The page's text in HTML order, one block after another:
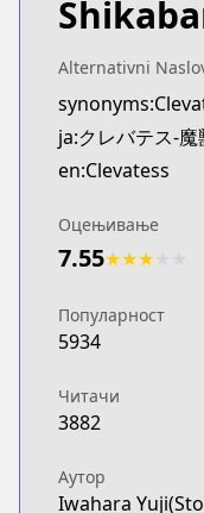
Alternativni
ja:クレバテス-
en:Clevatess
Оцењивање
7.55★★★
Популарност
5934
Читачи
3882
Аутор
Iwahara